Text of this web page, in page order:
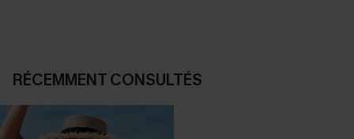
RÉCEMMENT CONSULTÉS